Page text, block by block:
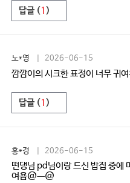
답글 ( 1 )
노*영 | 2026-06-15
깜깜이의 시크한 표정이 너무 귀
답글 (1 )
홍*경 | 2026-06-15
떤댕님 pd님이랑 드신 밥집 중에
여욤@ㅡ@